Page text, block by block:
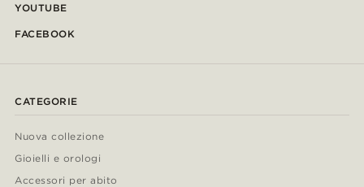
YOUTUBE
FACEBOOK
CATEGORIE
Nuova collezione
Gioielli e orologi
Accessori per abito